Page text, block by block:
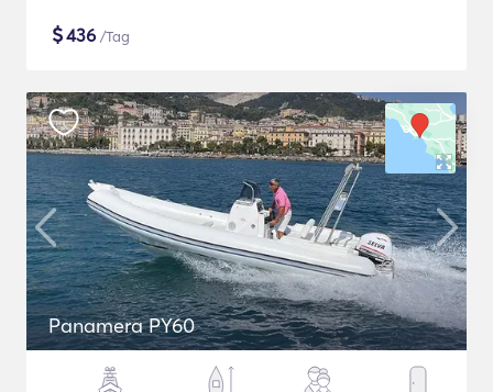
$436 /Tag
Panamera PY60